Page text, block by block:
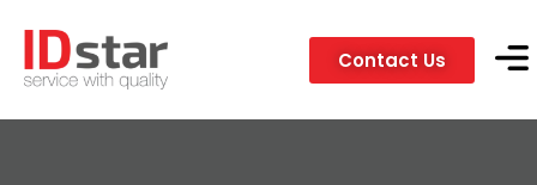
Contact Us